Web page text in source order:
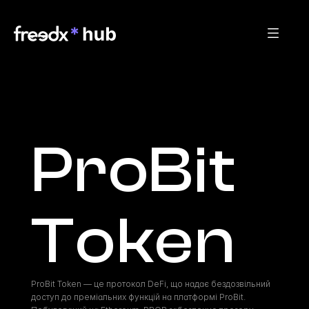
ProBit
Token
ProBit Token — це протокол DeFi, що надає бездозвільний
доступ до преміальних функцій на платформі ProBit.